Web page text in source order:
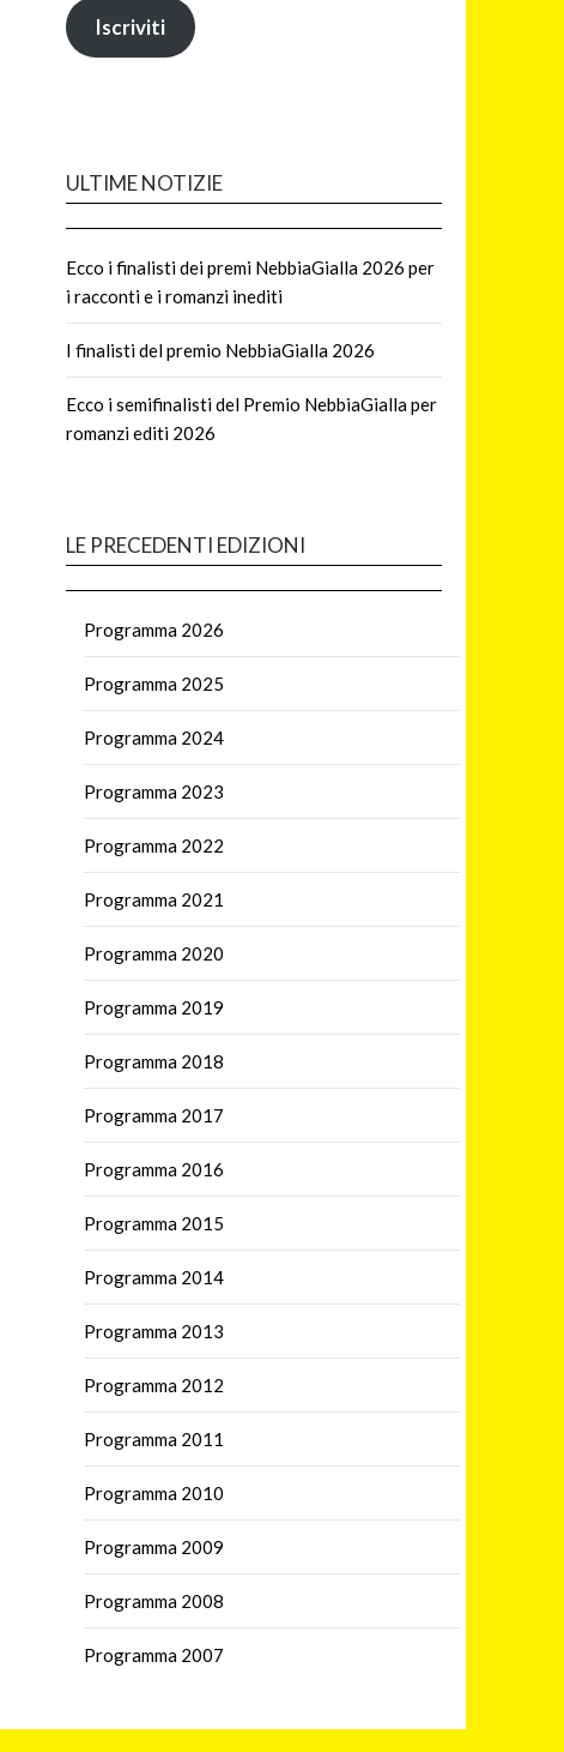
Iscriviti
ULTIME NOTIZIE
Ecco i finalisti dei premi NebbiaGialla 2026 per
i racconti e i romanzi inediti
I finalisti del premio NebbiaGialla 2026
Ecco i semifinalisti del Premio NebbiaGialla per
romanzi editi 2026
LE PRECEDENTI EDIZIONI
Programma 2026
Programma 2025
Programma 2024
Programma 2023
Programma 2022
Programma 2021
Programma 2020
Programma 2019
Programma 2018
Programma 2017
Programma 2016
Programma 2015
Programma 2014
Programma 2013
Programma 2012
Programma 2011
Programma 2010
Programma 2009
Programma 2008
Programma 2007